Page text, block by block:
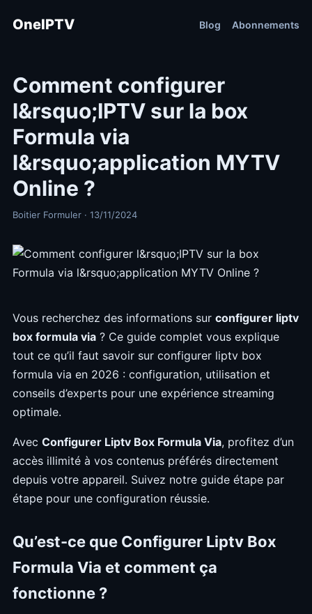
OneIPTV Blog Abonnements
Comment configurer
l&rsquo;IPTV sur la box
Formula via
l&rsquo;application MYTV
Online ?
Boitier Formuler · 13/11/2024
Vous recherchez des informations sur configurer liptv
box formula via ? Ce guide complet vous explique
tout ce qu’il faut savoir sur configurer liptv box
formula via en 2026 : configuration, utilisation et
conseils d’experts pour une expérience streaming
optimale.
Avec Configurer Liptv Box Formula Via, profitez d’un
accès illimité à vos contenus préférés directement
depuis votre appareil. Suivez notre guide étape par
étape pour une configuration réussie.
Qu’est-ce que Configurer Liptv Box
Formula Via et comment ça
fonctionne ?